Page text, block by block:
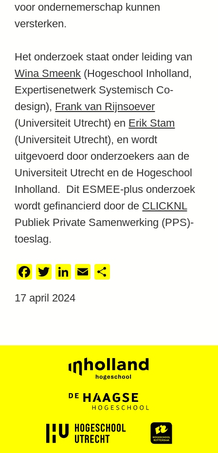
voor ondernemerschap kunnen
versterken.
Het onderzoek staat onder leiding van
Wina Smeenk (Hogeschool Inholland,
Expertisenetwerk Systemisch Co-
design), Frank van Rijnsoever
(Universiteit Utrecht) en Erik Stam
(Universiteit Utrecht), en wordt
uitgevoerd door onderzoekers aan de
Universiteit Utrecht en de Hogeschool
Inholland. Dit ESMEE-plus onderzoek
wordt gefinancierd door de CLICKNL
Publiek Private Samenwerking (PPS)-
toeslag.
Facebook
TwitterLinkedIn
Email
17 april 2024